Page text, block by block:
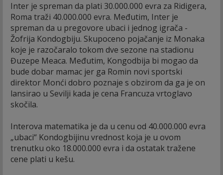
Inter je spreman da plati 30.000.000 evra za Ridigera,
Roma traži 40.000.000 evra. Međutim, Inter je
spreman da u pregovore ubaci i jednog igrača -
Žofrija Kondogbiju. Skupoceno pojačanje iz Monaka
koje je razočaralo tokom dve sezone na stadionu
Đuzepe Meaca. Međutim, Kongodbija bi mogao da
bude dobar mamac jer ga Romin novi sportski
direktor Monći dobro poznaje s obzirom da ga je on
lansirao u Sevilji kada je cena Francuza vrtoglavo
skočila.
Interova matematika je da u cenu od 40.000.000 evra
„ubaci“ Kondogbijinu vrednost koja je u ovom
trenutku oko 18.000.000 evra i da ostatak tražene
cene plati u kešu.